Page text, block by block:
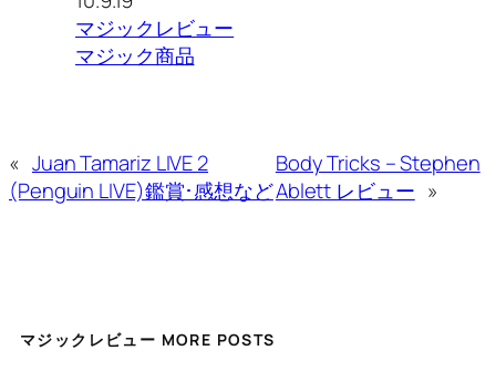
マジックレビュー
マジック商品
« Juan Tamariz LIVE 2
(Penguin LIVE)鑑賞･感想など
Body Tricks – Stephen
Ablett レビュー »
マジックレビュー MORE POSTS